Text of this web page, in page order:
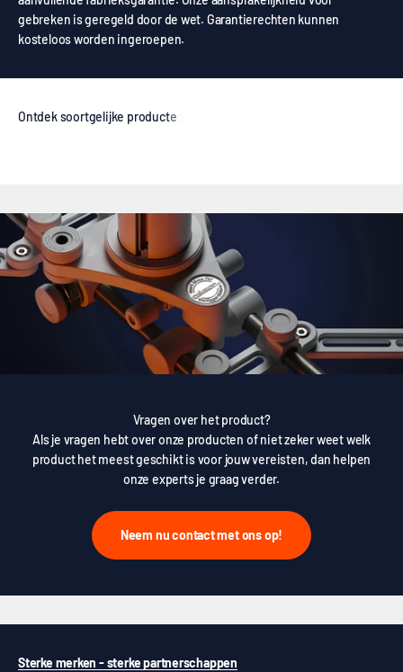
gebreken is geregeld door de wet. Garantierechten kunnen
kosteloos worden ingeroepen.
Vragen over het product?
Als je vragen hebt over onze producten of niet zeker weet welk
product het meest geschikt is voor jouw vereisten, dan helpen
onze experts je graag verder.
Neem nu contact met ons op!
Sterke merken - sterke partnerschappen